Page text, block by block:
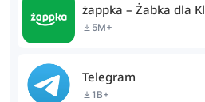
żappka – Żabka dla
5M+
Telegram
1B+